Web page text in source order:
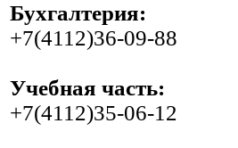
Бухгалтерия:
+7(4112)36-09-88
Учебная часть:
+7(4112)35-06-12